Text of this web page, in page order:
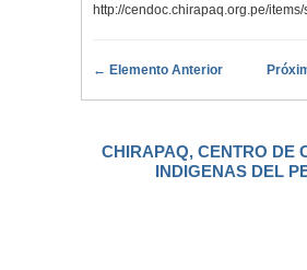
http://cendoc.chirapaq.org.pe/
← Elemento Anterior
CHIRAPAQ, CENTRO DE
INDIGENAS DEL